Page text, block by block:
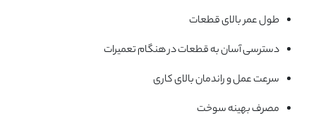
طول عمر بالای قطعات
دسترسی آسان به قطعات در هنگام تعمیرات
سرعت عمل و راندمان بالای کاری
مصرف بهینه سوخت